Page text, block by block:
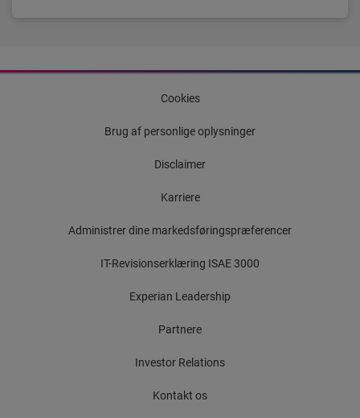
Cookies
Brug af personlige oplysninger
Disclaimer
Karriere
Administrer dine markedsføringspræferencer
IT-Revisionserklæring ISAE 3000
Experian Leadership
Partnere
Investor Relations
Kontakt os